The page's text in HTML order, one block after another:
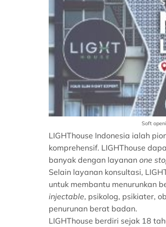
Soft
LIGHThouse Indonesia ialah
komprehensif. LIGHThouse
banyak dengan layanan one
Selain layanan konsultasi,
untuk membantu menurunkan
injectable, psikolog, psikiater,
penurunan berat badan.
LIGHThouse berdiri sejak 18